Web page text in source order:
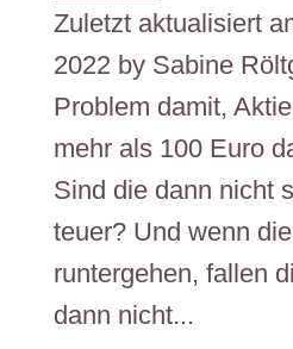
Zuletzt aktualisiert
2022 by Sabine
Problem damit,
mehr als 100 Euro
Sind die dann nicht
teuer? Und wenn
runtergehen, fallen
dann nicht...